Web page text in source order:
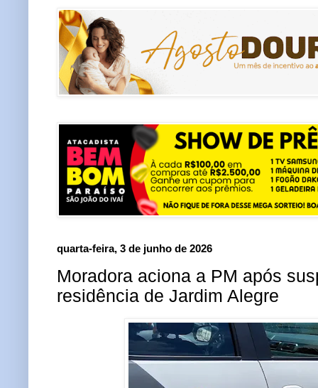
quarta-feira, 3 de junho de 2026
Moradora aciona a PM após
residência de Jardim Alegre